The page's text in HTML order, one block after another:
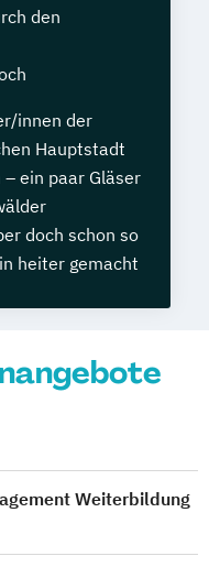
den
innen der
Hauptstadt
ein paar Gläser
doch schon so
heiter gemacht
Weiterbildung